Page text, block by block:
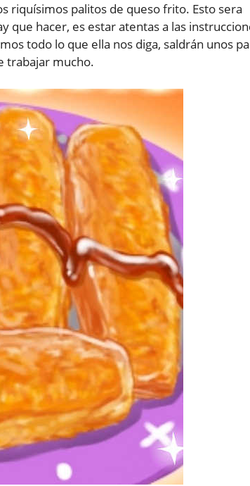
riquísimos palitos de queso frito. Esto sera
que hacer, es estar atentas a las
todo lo que ella nos diga, saldrán unos
trabajar mucho.